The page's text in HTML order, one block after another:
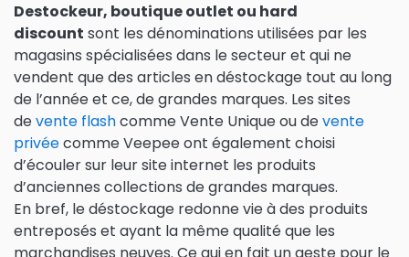
Destockeur, boutique outlet ou hard
discount sont les dénominations utilisées par les
magasins spécialisées dans le secteur et qui ne
vendent que des articles en déstockage tout au long
de l’année et ce, de grandes marques. Les sites
devente flashcommeVente Uniqueou devente
privéecommeVeepeeont également choisi
d’écouler sur leur site internet les produits
d’anciennes collections de grandes marques.
En bref, le déstockage redonne vie à des produits
entreposés et ayant la même qualité que les